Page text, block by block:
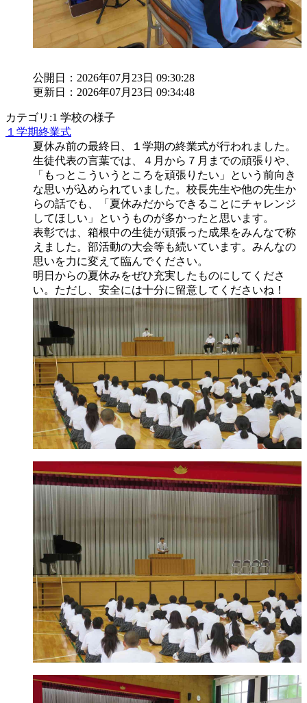
公開日：2026年07月23日 09:30:28
更新日：2026年07月23日 09:34:48
カテゴリ:1 学校の様子
１学期終業式
夏休み前の最終日、１学期の終業式が行われました。
生徒代表の言葉では、４月から７月までの頑張りや、
「もっとこういうところを頑張りたい」という前向き
な思いが込められていました。校長先生や他の先生か
らの話でも、「夏休みだからできることにチャレンジ
してほしい」というものが多かったと思います。
表彰では、箱根中の生徒が頑張った成果をみんなで称
えました。部活動の大会等も続いています。みんなの
思いを力に変えて臨んでください。
明日からの夏休みをぜひ充実したものにしてくださ
い。ただし、安全には十分に留意してくださいね！